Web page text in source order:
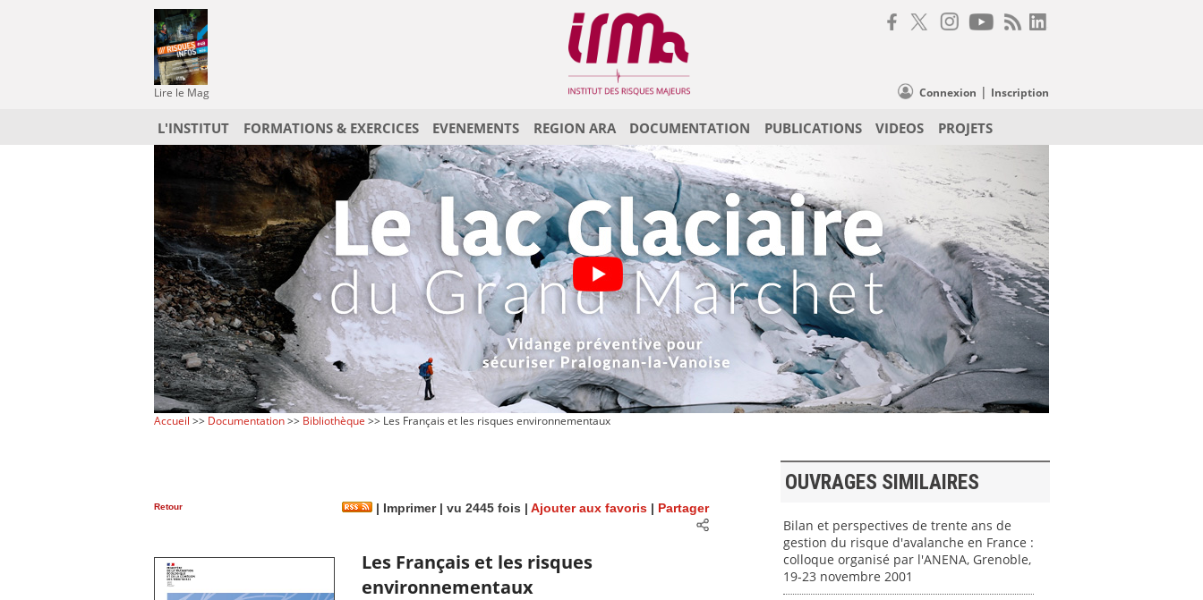
Lire le Mag Connexion | Inscription
L'INSTITUT FORMATIONS & EXERCICES EVENEMENTS REGION ARA DOCUMENTATION PUBLICATIONS VIDEOS PROJETS
Accueil >> Documentation>> Bibliothèque >> Les Français et les risques environnementaux
Retour Imprimer| vu 2445 fois | Ajouter aux favoris Partager
Les Français et les risques
environnementaux
OUVRAGES SIMILAIRES
Bilan et perspectives de trente ans de
gestion du risque d'avalanche en France :
colloque organisé par l'ANENA, Grenoble,
19-23 novembre 2001